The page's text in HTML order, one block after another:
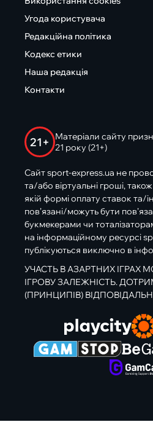
Угода користувача
Редакційна політика
Кодекс етики
Наша редакція
Контакти
21+
Матеріали сайту
21 року (21+)
Сайт sport-express.ua не
та/або віртуальні гроші,
якій формі оплату ставок та/
пов’язані/можуть бути
букмекерами чи
на інформаційному ресурсі
публікуються виключно в
УЧАСТЬ В АЗАРТНИХ ІГРАХ
ІГРОВУ ЗАЛЕЖНІСТЬ.
(ПРИНЦИПІВ)